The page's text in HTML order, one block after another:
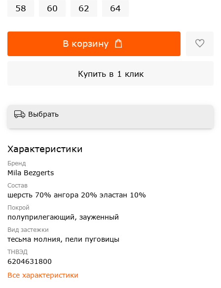
58 60 62 64
В корзину
Купить в 1 клик
Выбрать
Характеристики
Бренд
Mila Bezgerts
Состав
шерсть 70% ангора 20% эластан 10%
Покрой
полуприлегающий, зауженный
Вид застежки
тесьма молния, пели пуговицы
ТНВЭД
6204631800
Все характеристики